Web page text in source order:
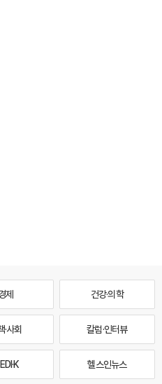
제 건강·의학
·사회 칼럼·인터뷰
헬스인뉴스